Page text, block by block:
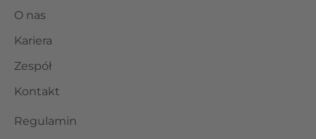
O nas
Kariera
Zespół
Kontakt
Regulamin